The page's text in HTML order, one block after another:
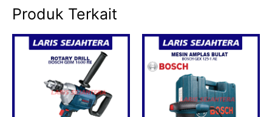
Produk Terkait